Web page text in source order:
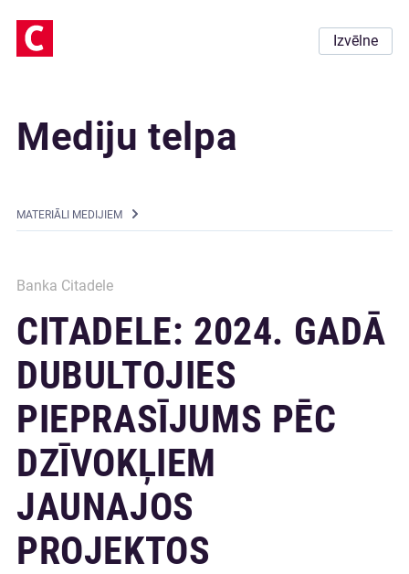
Izvēlne
Mediju telpa
MATERIĀLI MEDIJIEM
Banka Citadele
CITADELE: 2024. GADĀ
DUBULTOJIES
PIEPRASĪJUMS PĒC
DZĪVOKĻIEM
JAUNAJOS
PROJEKTOS